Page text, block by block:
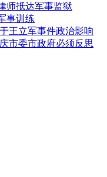
师抵达军事监狱
事训练
王立军事件政治影响
市委市政府必须反思